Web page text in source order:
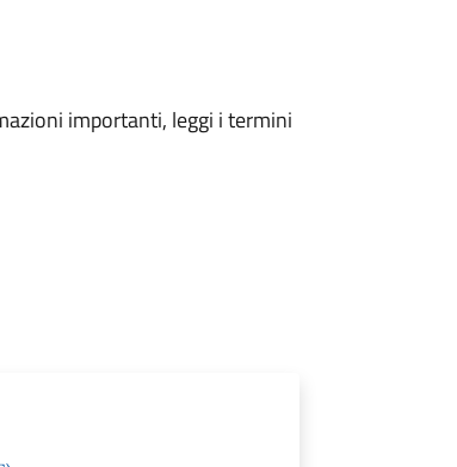
importanti, leggi i termini